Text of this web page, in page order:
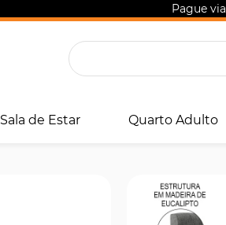
Pague via
Sala de Estar Quarto Adulto